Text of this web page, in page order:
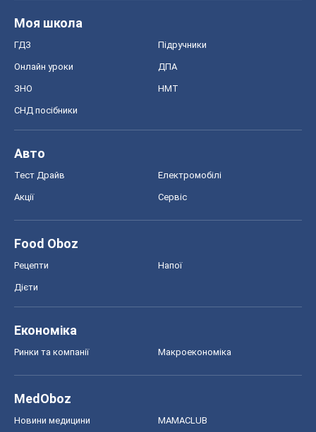
Моя школа
ГДЗ Підручники
Онлайн уроки ДПА
ЗНО НМТ
СНД посібники
Авто
Тест Драйв Електромобілі
Акції Сервіс
Food Oboz
Рецепти Напої
Дієти
Економіка
Ринки та компанії Макроекономіка
MedOboz
Новини медицини MAMACLUB